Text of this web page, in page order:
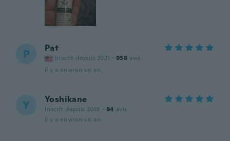
P Pat
Inscrit depuis 2021 · 958 avis
il y a environ un an
Y Yoshikane
Inscrit depuis 2018 · 84 avis
il y a environ un an